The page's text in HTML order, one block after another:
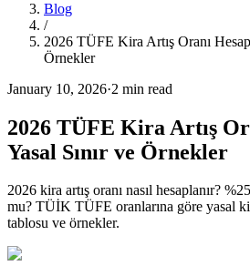
Blog
/
2026 TÜFE Kira Artış Oranı
Örnekler
January 10, 2026·2 min read
2026 TÜFE Kira Artış
Yasal Sınır ve Örnekler
2026 kira artış oranı nasıl hesaplanır?
mu? TÜİK TÜFE oranlarına göre yasal
tablosu ve örnekler.